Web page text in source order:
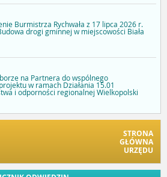
Burmistrza Rychwała z 17 lipca 2026 r.
drogi gminnej w miejscowości Biała
na Partnera do wspólnego
w ramach Działania 15.01
i odporności regionalnej Wielkopolski
STRONA
GŁÓWNA
URZĘDU